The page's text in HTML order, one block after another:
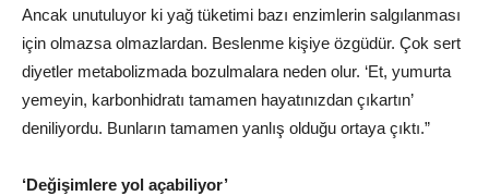
Ancak unutuluyor ki yağ tüketimi bazı enzimlerin salgılanması
için olmazsa olmazlardan. Beslenme kişiye özgüdür. Çok sert
diyetler metabolizmada bozulmalara neden olur. ‘Et, yumurta
yemeyin, karbonhidratı tamamen hayatınızdan çıkartın’
deniliyordu. Bunların tamamen yanlış olduğu ortaya çıktı.”
‘Değişimlere yol açabiliyor’